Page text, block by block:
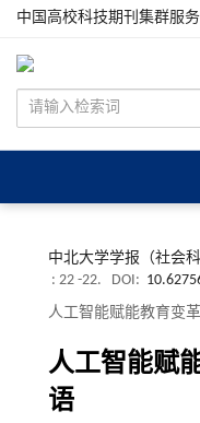
中国高校科技期刊集群服
中北大学学报（社会科
: 22 -22.
DOI:
人工智能赋能教育变
人工智能赋
语